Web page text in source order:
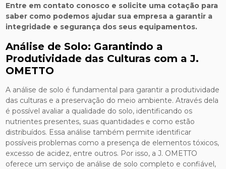
Entre em contato conosco e solicite uma cotação para
saber como podemos ajudar sua empresa a garantir a
integridade e segurança dos seus equipamentos.
Análise de Solo: Garantindo a
Produtividade das Culturas com a J.
OMETTO
A análise de solo é fundamental para garantir a produtividade
das culturas e a preservação do meio ambiente. Através dela
é possível avaliar a qualidade do solo, identificando os
nutrientes presentes, suas quantidades e como estão
distribuídos. Essa análise também permite identificar
possíveis problemas como a presença de elementos tóxicos,
excesso de acidez, entre outros. Por isso, a J. OMETTO
oferece um serviço de análise de solo completo e confiável,